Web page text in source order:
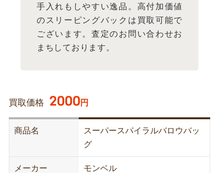
手入れもしやすい逸品。高付加価値
のスリーピングバックは買取可能で
ございます。査定のお問い合わせお
まちしております。
買取価格 2000円
商品名
スーパースパイラルバロウバッ
グ
メーカー モンベル